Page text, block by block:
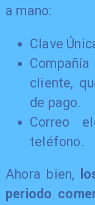
a mano:
Clave
cliente,
de pago.
Correo
teléfono.
Ahora bien,
periodo